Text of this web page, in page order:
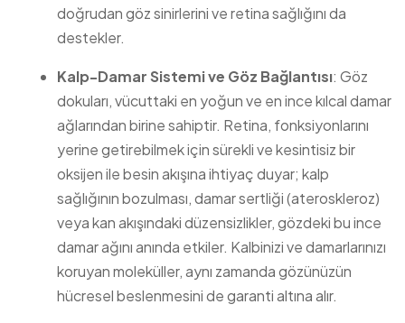
doğrudan göz sinirlerini ve retina sağlığını da
destekler.
Kalp-Damar Sistemi ve Göz Bağlantısı: Göz
dokuları, vücuttaki en yoğun ve en ince kılcal damar
ağlarından birine sahiptir. Retina, fonksiyonlarını
yerine getirebilmek için sürekli ve kesintisiz bir
oksijen ile besin akışına ihtiyaç duyar; kalp
sağlığının bozulması, damar sertliği (ateroskleroz)
veya kan akışındaki düzensizlikler, gözdeki bu ince
damar ağını anında etkiler. Kalbinizi ve damarlarınızı
koruyan moleküller, aynı zamanda gözünüzün
hücresel beslenmesini de garanti altına alır.